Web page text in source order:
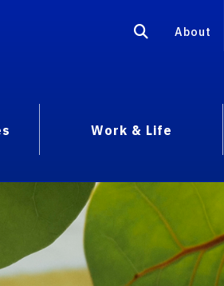
About
Work & Life